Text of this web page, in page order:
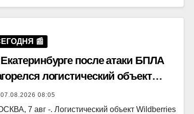
📰
после атаки БПЛА
логистический объект
07.08.2026 08:05
7 авг -. Логистический объект Wildberries